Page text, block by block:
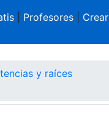
| Profesores| Crear
y raíces